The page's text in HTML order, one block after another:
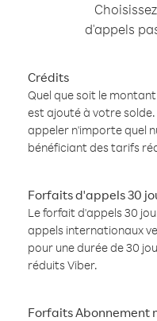
d'appels
Crédits
Quel que soit le
est ajouté à votre
appeler n'importe quel
bénéficiant des tarifs
Forfaits d'appels 30
Le forfait d'appels 30
appels internationaux
pour une durée de 30
réduits Viber.
Forfaits Abonnement